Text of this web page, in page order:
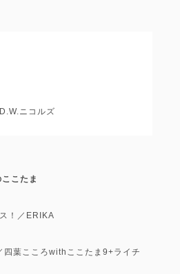
ニコルズ
こたま
！／ERIKA
四葉こころwithここたま9+ライチ